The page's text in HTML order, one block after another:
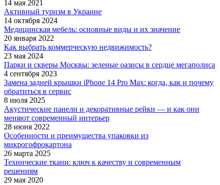
14 мая 2021
Активный туризм в Украине
14 октября 2024
Медицинская мебель: основные виды и их значение
20 января 2022
Как выбрать коммерческую недвижимость?
23 мая 2024
Парки и скверы Москвы: зеленые оазисы в сердце мегаполиса
4 сентября 2023
Замена задней крышки iPhone 14 Pro Max: когда, как и почему
обратиться в сервис
8 июля 2025
Акустические панели и декоративные рейки — и как они
меняют современный интерьер
28 июня 2022
Особенности и преимущества упаковки из
микрогофрокартона
26 марта 2025
Технические ткани: ключ к качеству и современным
решениям
29 мая 2020